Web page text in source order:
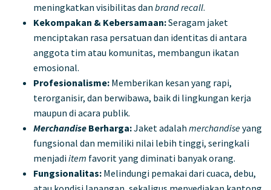
meningkatkan visibilitas dan brand recall.
Kekompakan & Kebersamaan:Seragam jaket
menciptakan rasa persatuan dan identitas di antara
anggota tim atau komunitas, membangun ikatan
emosional.
Profesionalisme: Memberikan kesan yang rapi,
terorganisir, dan berwibawa, baik di lingkungan kerja
maupun di acara publik.
Merchandise Berharga:Jaket adalah merchandiseyang
fungsional dan memiliki nilai lebih tinggi, seringkali
menjadiitem favorit yang diminati banyak orang.
Fungsionalitas: Melindungi pemakai dari cuaca, debu,